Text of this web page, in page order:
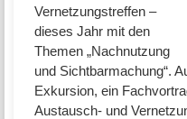
Vernetzungstreffen –
dieses Jahr mit den
Themen „Nachnutzung
und Sichtbarmachung“.
Exkursion, ein
Austausch- und